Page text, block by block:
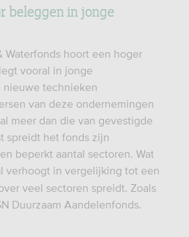
beleggen in jonge
Waterfonds hoort een hoger
vooral in jonge
nieuwe technieken
van deze ondernemingen
meer dan die van gevestigde
spreidt het fonds zijn
beperkt aantal sectoren. Wat
verhoogt in vergelijking tot een
veel sectoren spreidt. Zoals
Duurzaam Aandelenfonds.